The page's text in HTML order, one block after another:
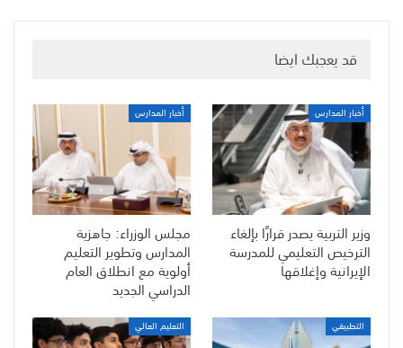
قد يعجبك ايضا
أخبار المدارس
وزير التربية يصدر قرارًا بإلغاء
الترخيص التعليمي للمدرسة
الإيرانية وإغلاقها
أخبار المدارس
مجلس الوزراء: جاهزية
المدارس وتطوير التعليم
أولوية مع انطلاق العام
الدراسي الجديد
التطبيقي التعليم العالي